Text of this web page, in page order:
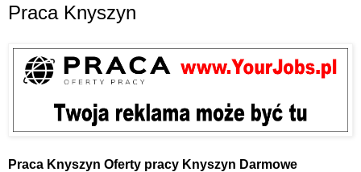
Praca Knyszyn
Praca Knyszyn Oferty pracy Knyszyn Darmowe